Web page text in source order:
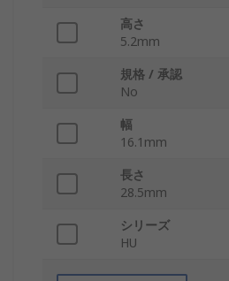
高さ
5.2mm
規格 / 承認
No
幅
16.1mm
長さ
28.5mm
シリーズ
HU